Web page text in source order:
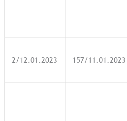
2/12.01.2023 157/11.01.2023